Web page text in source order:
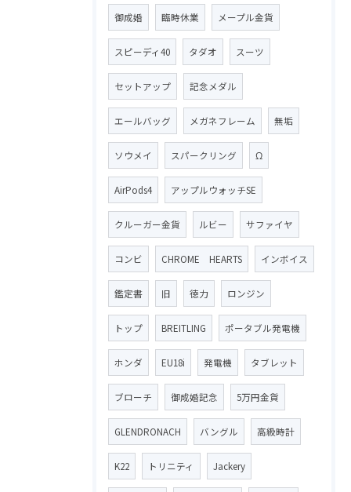
御成婚 臨時休業 メープル金貨
スピーディ40 タダオ スーツ
セットアップ 記念メダル
エールバッグ メガネフレーム 無垢
ソウメイ スパークリング Ω
AirPods4 アップルウォッチSE
クルーガー金貨 ルビー サファイヤ
コンビ CHROME HEARTS インボイス
鑑定書 旧 徳力 ロンジン
トップ BREITLING ポータブル発電機
ホンダ EU18i 発電機 タブレット
ブローチ 御成婚記念 5万円金貨
GLENDRONACH バングル 高級時計
K22 トリニティ Jackery